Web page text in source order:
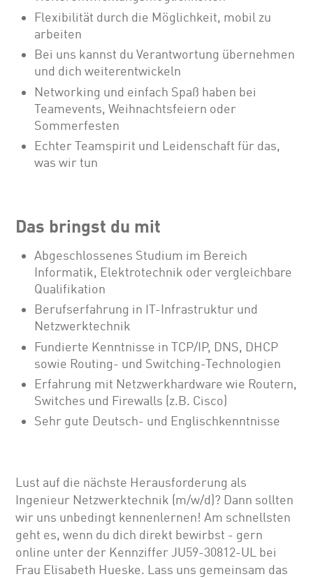
Flexibilität durch die Möglichkeit, mobil zu
arbeiten
Bei uns kannst du Verantwortung übernehmen
und dich weiterentwickeln
Networking und einfach Spaß haben bei
Teamevents, Weihnachtsfeiern oder
Sommerfesten
Echter Teamspirit und Leidenschaft für das,
was wir tun
Das bringst du mit
Abgeschlossenes Studium im Bereich
Informatik, Elektrotechnik oder vergleichbare
Qualifikation
Berufserfahrung in IT-Infrastruktur und
Netzwerktechnik
Fundierte Kenntnisse in TCP/IP, DNS, DHCP
sowie Routing- und Switching-Technologien
Erfahrung mit Netzwerkhardware wie Routern,
Switches und Firewalls (z.B. Cisco)
Sehr gute Deutsch- und Englischkenntnisse
Lust auf die nächste Herausforderung als
Ingenieur Netzwerktechnik (m/w/d)? Dann sollten
wir uns unbedingt kennenlernen! Am schnellsten
geht es, wenn du dich direkt bewirbst - gern
online unter der Kennziffer JU59-30812-UL bei
Frau Elisabeth Hueske. Lass uns gemeinsam das